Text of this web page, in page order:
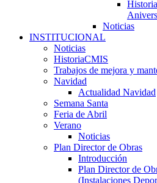
Noticias
INSTITUCIONAL
Noticias
HistoriaCMIS
Trabajos de mejora y
Navidad
Actualidad Navidad
Semana Santa
Feria de Abril
Verano
Noticias
Plan Director de Obras
Introducción
Plan Director de
(Instalaciones